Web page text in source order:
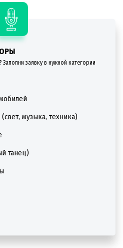
заявку в нужной категории
музыка, техника)
танец)